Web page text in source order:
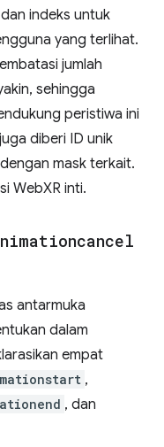
indeks untuk
yang terlihat.
jumlah
sehingga
peristiwa ini
juga diberi ID unik
mask terkait.
WebXR inti.
antarmuka
dalam
empat
,
, dan